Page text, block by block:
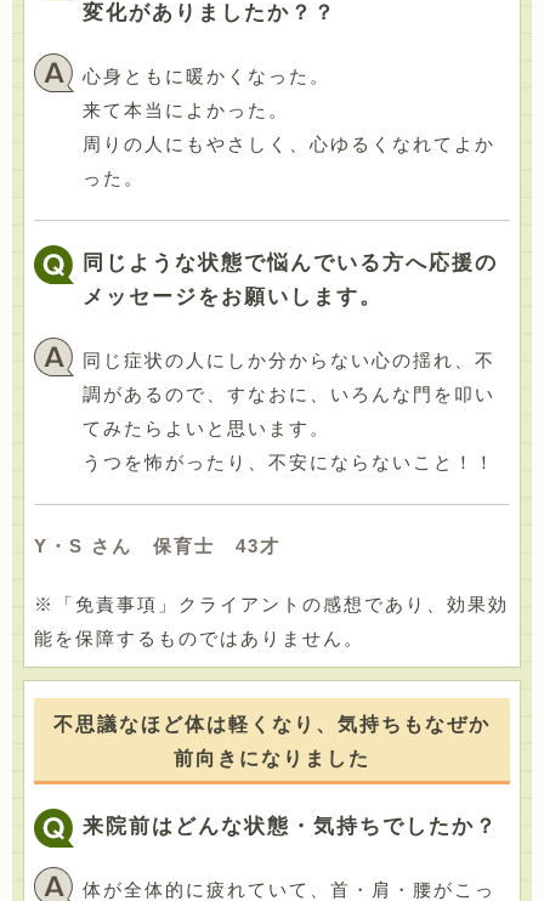
変化がありましたか？？
心身ともに暖かくなった。
来て本当によかった。
周りの人にもやさしく、心ゆるくなれてよか
った。
同じような状態で悩んでいる方へ応援の
メッセージをお願いします。
同じ症状の人にしか分からない心の揺れ、不
調があるので、すなおに、いろんな門を叩い
てみたらよいと思います。
うつを怖がったり、不安にならないこと！！
Y・S さん 保育士 43才
※「免責事項」クライアントの感想であり、効果効
能を保障するものではありません。
不思議なほど体は軽くなり、気持ちもなぜか
前向きになりました
来院前はどんな状態・気持ちでしたか？
体が全体的に疲れていて、首・肩・腰がこっ